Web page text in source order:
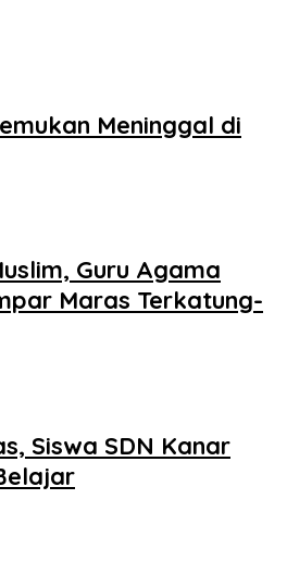
Meninggal di
Guru Agama
Maras Terkatung-
Siswa SDN Kanar